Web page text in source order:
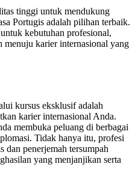
tinggi untuk mendukung
Portugis adalah pilihan terbaik.
kebutuhan profesional,
menuju karier internasional yang
kursus eksklusif adalah
karier internasional Anda.
membuka peluang di berbagai
Tidak hanya itu, profesi
dan penerjemah tersumpah
yang menjanjikan serta